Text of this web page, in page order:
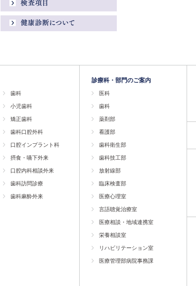
歯科
小児歯科
矯正歯科
歯科口腔外科
口腔インプラント科
摂食・嚥下外来
口腔内科相談外来
歯科訪問診療
歯科麻酔外来
診療科・部門のご案内
医科
歯科
薬剤部
看護部
歯科衛生部
歯科技工部
放射線部
臨床検査部
医療心理室
言語聴覚治療室
医療相談・地域連携室
栄養相談室
リハビリテーション室
医療管理部病院事務課